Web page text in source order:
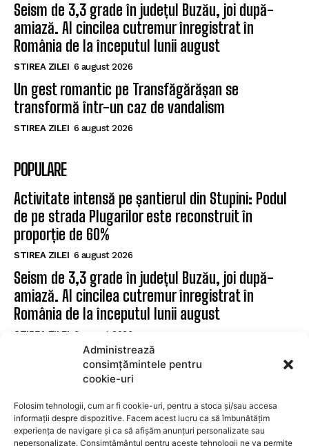
Administrează
consimțămintele pentru
cookie-uri
Folosim tehnologii, cum ar fi cookie-uri, pentru a stoca și/sau accesa
informații despre dispozitive. Facem acest lucru ca să îmbunătățim
experiența de navigare și ca să afișăm anunțuri personalizate sau
nepersonalizate. Consimțământul pentru aceste tehnologii ne va permite
Seism de 3,3 grade în județul Buzău, joi după-
amiază. Al cincilea cutremur înregistrat în
România de la începutul lunii august
STIREA ZILEI 6 august 2026
Un gest romantic pe Transfăgărășan se
transformă într-un caz de vandalism
STIREA ZILEI 6 august 2026
POPULARE
Activitate intensă pe șantierul din Stupini: Podul
de pe strada Plugarilor este reconstruit în
proporție de 60%
STIREA ZILEI 6 august 2026
Seism de 3,3 grade în județul Buzău, joi după-
amiază. Al cincilea cutremur înregistrat în
România de la începutul lunii august
STIREA ZILEI 6 august 2026
Un gest romantic pe Transfăgărășan se
transformă într-un caz de vandalism
SUBSCRIBE